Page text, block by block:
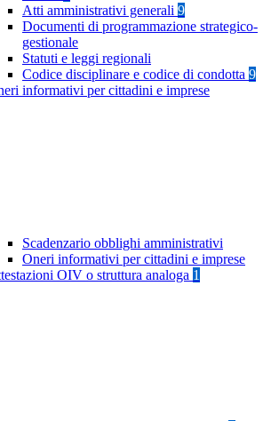
Atti amministrativi generali 9
Documenti di programmazione strategico-
gestionale
Statuti e leggi regionali
Codice disciplinare e codice di condotta 9
informativi per cittadini e imprese
Scadenzario obblighi amministrativi
Oneri informativi per cittadini e imprese
OIV o struttura analoga 1